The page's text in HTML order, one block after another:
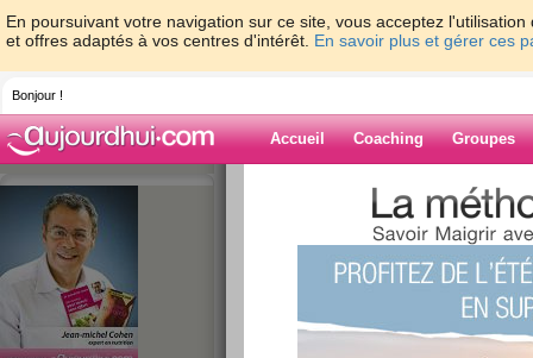
En poursuivant votre navigation sur ce site, vous acceptez
et offres adaptés à vos centres d'intérêt. En savoir plus et gérer ces
Bonjour !
Accueil Coaching Groupes
> jeanmichelcohen
Blog de